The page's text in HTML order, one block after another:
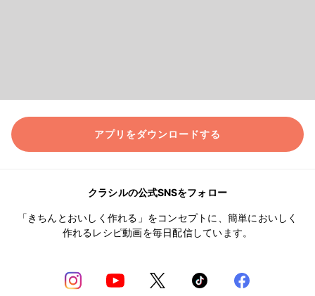
アプリをダウンロードする
クラシルの公式SNSをフォロー
「きちんとおいしく作れる」をコンセプトに、簡単においしく
作れるレシピ動画を毎日配信しています。